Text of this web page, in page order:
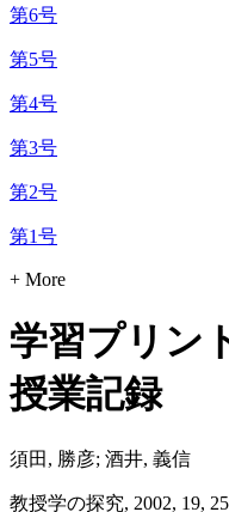
第6号
第5号
第4号
第3号
第2号
第1号
+ More
学習プリン
授業記録
須田, 勝彦; 酒井, 義信
教授学の探究, 2002, 19,